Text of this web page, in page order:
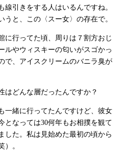
線引きをする人はいるんですね。
うと、この〈スー女〉の存在で。
に行ってた頃、周りは７割方おじ
ルやウィスキーの匂いがスゴかっ
で、アイスクリームのバニラ臭が
はどんな層だったんですか？
一緒に行ってたんですけど、彼女
となっては30何年もお相撲を観て
した。私は見始めた最初の頃から
）。